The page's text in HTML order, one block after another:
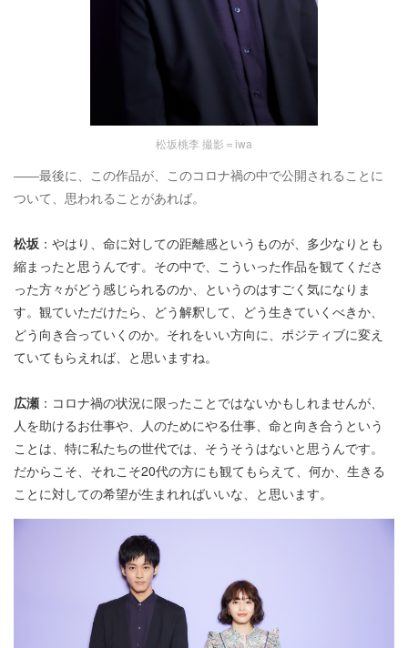
松坂桃李 撮影＝iwa
――最後に、この作品が、このコロナ禍の中で公開されることに
ついて、思われることがあれば。
松坂 ：やはり、命に対しての距離感というものが、多少なりとも
縮まったと思うんです。その中で、こういった作品を観てくださ
った方々がどう感じられるのか、というのはすごく気になりま
す。観ていただけたら、どう解釈して、どう生きていくべきか、
どう向き合っていくのか。それをいい方向に、ポジティブに変え
ていてもらえれば、と思いますね。
広瀬 ：コロナ禍の状況に限ったことではないかもしれませんが、
人を助けるお仕事や、人のためにやる仕事、命と向き合うという
ことは、特に私たちの世代では、そうそうはないと思うんです。
だからこそ、それこそ20代の方にも観てもらえて、何か、生きる
ことに対しての希望が生まれればいいな、と思います。